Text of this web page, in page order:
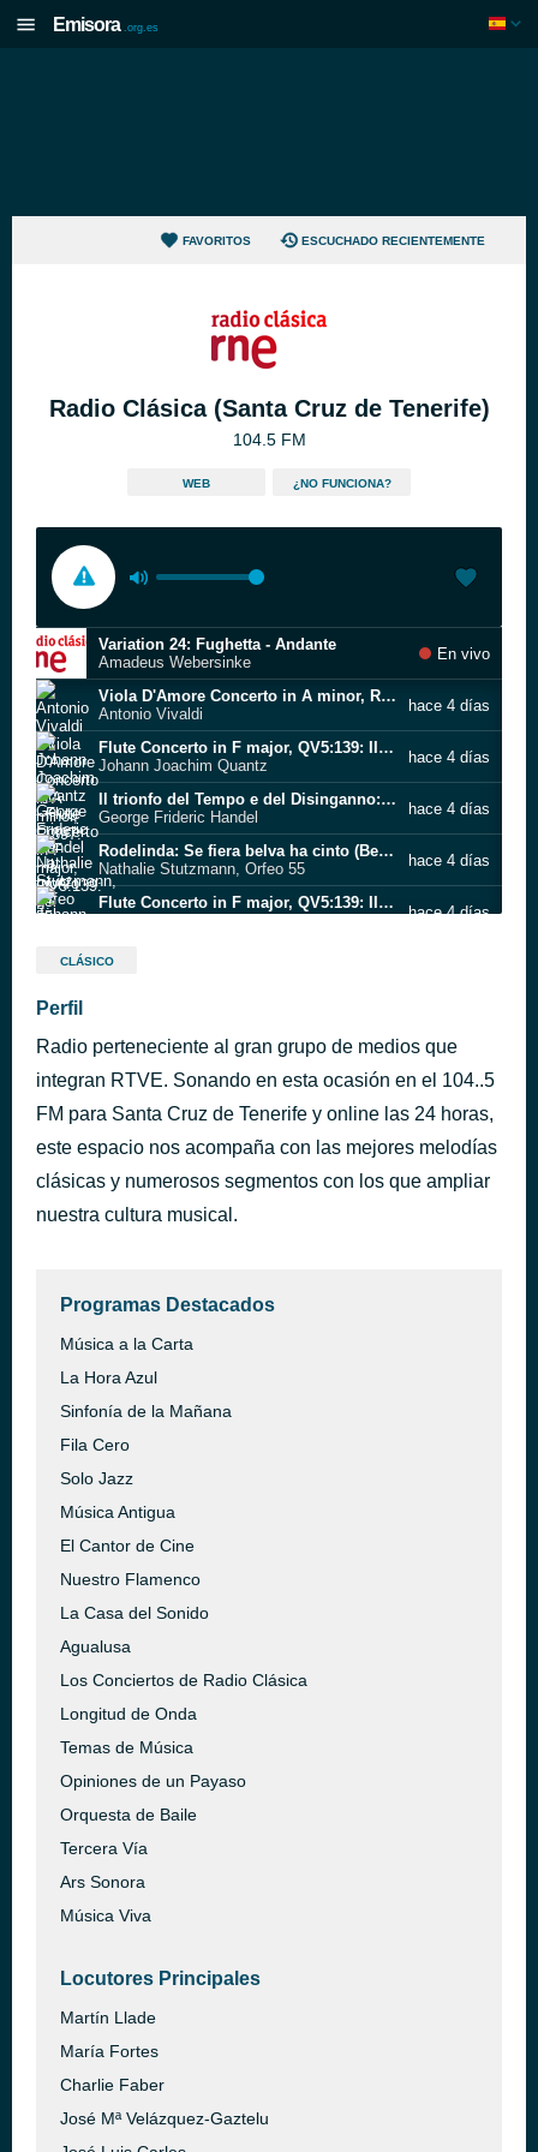
Emisora .org.es
FAVORITOS ESCUCHADO RECIENTEMENTE
Radio Clásica (Santa Cruz de Tenerife)
104.5 FM
WEB ¿NO FUNCIONA?
Variation 24: Fughetta - Andante
Amadeus Webersinke
En vivo
Viola D'Amore Concerto in A minor, R.397: "Allegro"
Antonio Vivaldi
hace 4 días
Flute Concerto in F major, QV5:139: II. Arioso ma un poco andante
Johann Joachim Quantz
hace 4 días
Il trionfo del Tempo e del Disinganno: Parte Seconda: Quartetto "Voglio Tempo per risolvere" (Bellezza, Tempo, Disinganno, Piacere)
George Frideric Handel
hace 4 días
Rodelinda: Se fiera belva ha cinto (Bertarido)
Nathalie Stutzmann, Orfeo 55
hace 4 días
Flute Concerto in F major, QV5:139: III. Presto
hace 4 días
Rodelinda: Ombre, piante
Concerto in D major - 3. Allegro
Johann Joachim Quantz
Boabdil, Bulerías
hace 4 días
CLÁSICO
Perfil
Radio perteneciente al gran grupo de medios que
integran RTVE. Sonando en esta ocasión en el 104..5
FM para Santa Cruz de Tenerife y online las 24 horas,
este espacio nos acompaña con las mejores melodías
clásicas y numerosos segmentos con los que ampliar
nuestra cultura musical.
Programas Destacados
Música a la Carta
La Hora Azul
Sinfonía de la Mañana
Fila Cero
Solo Jazz
Música Antigua
El Cantor de Cine
Nuestro Flamenco
La Casa del Sonido
Agualusa
Los Conciertos de Radio Clásica
Longitud de Onda
Temas de Música
Opiniones de un Payaso
Orquesta de Baile
Tercera Vía
Ars Sonora
Música Viva
Locutores Principales
Martín Llade
María Fortes
Charlie Faber
José Mª Velázquez-Gaztelu